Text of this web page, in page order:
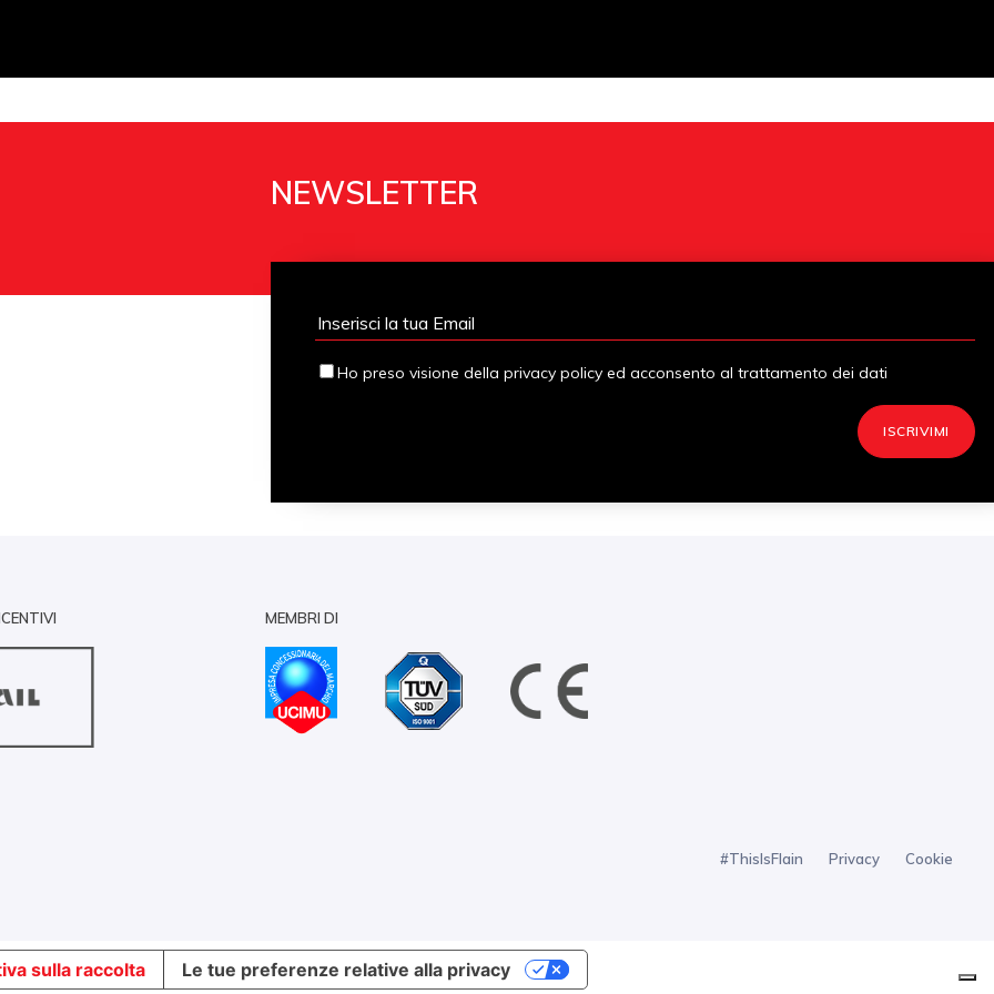
NEWSLETTER
Ho preso visione della privacy policy ed acconsento al trattamento dei dati
MEMBRI DI
#ThisIsFlain Privacy Cookie
sulla raccolta Le tue preferenze relative alla privacy